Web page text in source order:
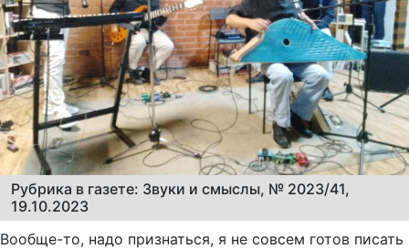
Рубрика в газете: Звуки и смыслы, № 2023/41,
19.10.2023
Вообще-то, надо признаться, я не совсем готов писать